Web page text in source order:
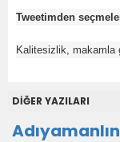
Tweetimden
Kalitesizlik, makamla
DİĞER YAZILARI